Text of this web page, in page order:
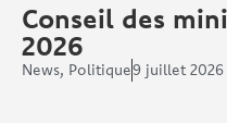
Conseil des
2026
News, Politique9 juillet 2026